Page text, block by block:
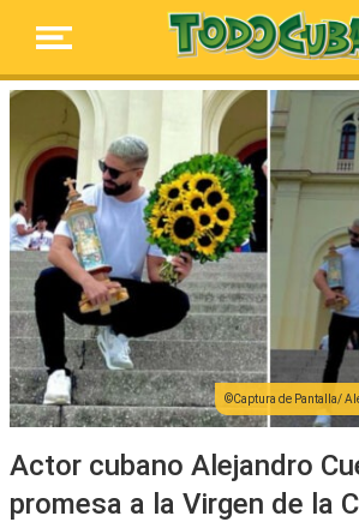
Captura de Pantalla/
Actor cubano Alejandro
promesa a la Virgen de la